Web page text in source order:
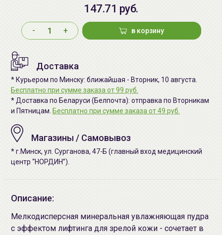
147.71 руб.
- + в корзину
Доставка
* Курьером по Минску: ближайшая - Вторник, 10 августа.
Бесплатно при сумме заказа от 99 руб.
* Доставка по Беларуси (Белпочта): отправка по Вторникам
и Пятницам. Бесплатно при сумме заказа от 49 руб.
Магазины / Самовывоз
* г.Минск, ул. Сурганова, 47-Б (главный вход медицинский
центр “НОРДИН”).
Описание:
Мелкодисперсная минеральная увлажняющая пудра
с эффектом лифтинга для зрелой кожи - сочетает в